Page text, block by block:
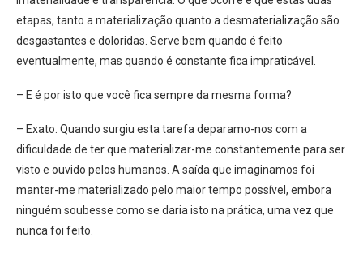
etapas, tanto a materialização quanto a desmaterialização são
desgastantes e doloridas. Serve bem quando é feito
eventualmente, mas quando é constante fica impraticável.
– E é por isto que você fica sempre da mesma forma?
– Exato. Quando surgiu esta tarefa deparamo-nos com a
dificuldade de ter que materializar-me constantemente para ser
visto e ouvido pelos humanos. A saída que imaginamos foi
manter-me materializado pelo maior tempo possível, embora
ninguém soubesse como se daria isto na prática, uma vez que
nunca foi feito.